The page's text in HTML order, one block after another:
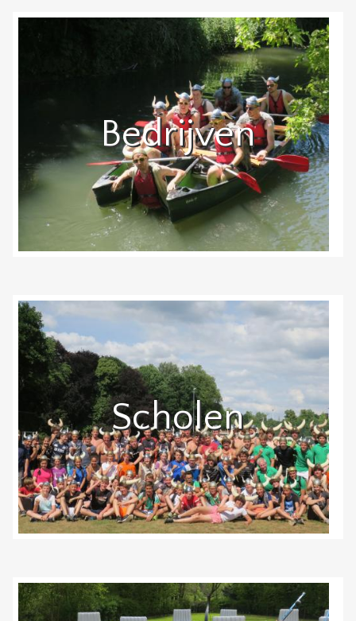
Bedrijven
Scholen